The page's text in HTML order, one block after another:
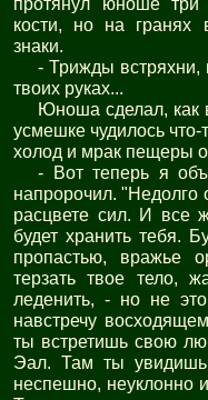
кости, но на гранях
знаки.
- Трижды встряхни,
твоих руках...
Юноша сделал, как
усмешке чудилось
холод и мрак пещеры
- Вот теперь я
напророчил. "Недолго
расцвете сил. И все
будет хранить тебя.
пропастью, вражье
терзать твое тело,
леденить, - но не
навстречу
ты встретишь свою
Эал. Там ты увидишь
неспешно, неуклонно